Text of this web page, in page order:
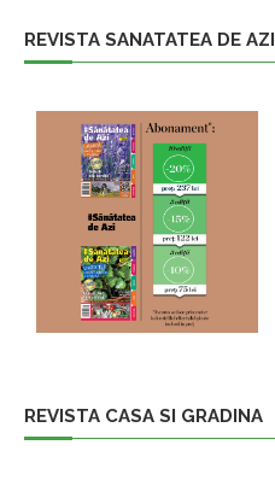
REVISTA SANATATEA DE AZI
REVISTA CASA SI GRADINA